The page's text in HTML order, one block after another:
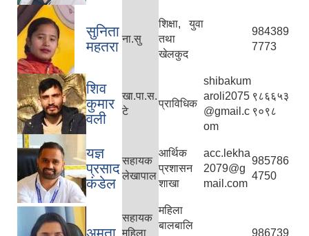
सुनिता
महतरा ना.सु
शिक्षा, युवा
तथा
खेलकुद
984389
7773
शिव
कुमार
वली
खा.पा.स.
टे
प्राविधिक
shibakum
aroli2075
@gmail.c
om
९८६६५३
९०९८
यज्ञ
प्रसाद
कंडेल
सहायक
लेखापाल
आर्थिक
प्रशासन
शाखा
acc.lekha
2079@g
mail.com
985786
4750
सहायक
महिला
महिला
बालबालि
986739